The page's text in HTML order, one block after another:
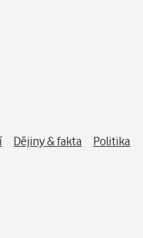
na newyorské Hunter
čtení, které přinese
kilometrů od jeho rodné
Nechme toho.
Dějiny & fakta Politika